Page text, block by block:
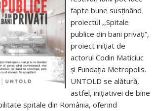
fapte bune susținând
proiectul ,,Spitale
publice din bani privați”,
proiect inițiat de
actorul Codin Maticiuc
și Fundația Metropolis.
UNTOLD se alătură,
astfel, inițiativei de bine
spitale din România, oferind